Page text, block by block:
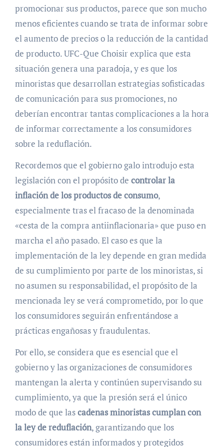
promocionar sus productos, parece que son mucho
menos eficientes cuando se trata de informar sobre
el aumento de precios o la reducción de la cantidad
de producto. UFC-Que Choisir explica que esta
situación genera una paradoja, y es que los
minoristas que desarrollan estrategias sofisticadas
de comunicación para sus promociones, no
deberían encontrar tantas complicaciones a la hora
de informar correctamente a los consumidores
sobre la reduflación.
Recordemos que el gobierno galo introdujo esta
legislación con el propósito de controlar la
inflación de los productos de consumo,
especialmente tras el fracaso de la denominada
«cesta de la compra antiinflacionaria» que puso en
marcha el año pasado. El caso es que la
implementación de la ley depende en gran medida
de su cumplimiento por parte de los minoristas, si
no asumen su responsabilidad, el propósito de la
mencionada ley se verá comprometido, por lo que
los consumidores seguirán enfrentándose a
prácticas engañosas y fraudulentas.
Por ello, se considera que es esencial que el
gobierno y las organizaciones de consumidores
mantengan la alerta y continúen supervisando su
cumplimiento, ya que la presión será el único
modo de que lascadenas minoristas cumplan con
la ley de reduflación, garantizando que los
consumidores están informados y protegidos